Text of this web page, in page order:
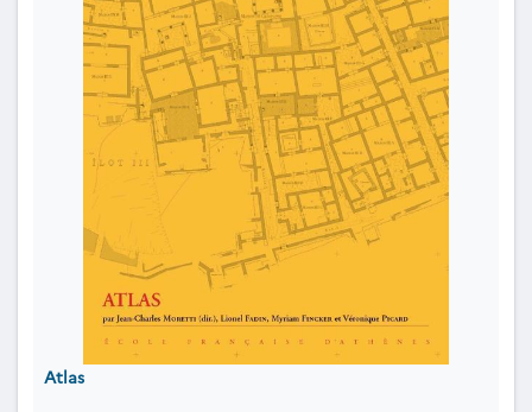
Atlas